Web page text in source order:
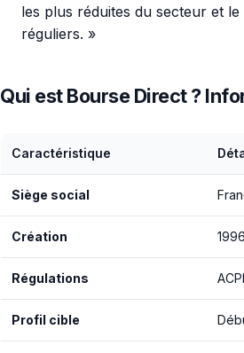
les plus réduites du secteur et
réguliers. »
Qui est Bourse Direct ?
Caractéristique
Siège social
Création 1996
Régulations
Profil cible